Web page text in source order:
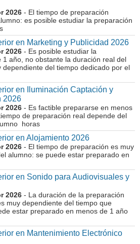
2026 - El tiempo de preparación
es posible estudiar la preparación
en Marketing y Publicidad 2026
2026 - Es posible estudiar la
1 año, no obstante la duración real del
del tiempo dedicado por el
en Iluminación Captación y
2026
2026 - Es factible prepararse en menos
de preparación real depende del
horas
en Alojamiento 2026
2026 - El tiempo de preparación es muy
alumno: se puede estar preparado en
en Sonido para Audiovisuales y
2026 - La duración de la preparación
muy dependiente del tiempo que
estar preparado en menos de 1 año
en Mantenimiento Electrónico